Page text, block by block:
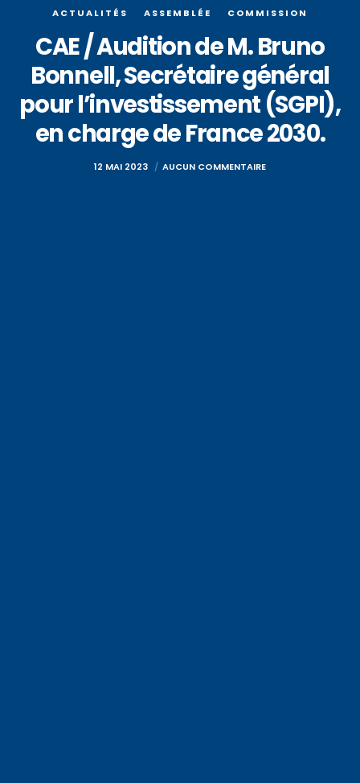
ACTUALITÉS ASSEMBLÉE COMMISSION
CAE / Audition de M. Bruno
Bonnell, Secrétaire général
pour l’investissement (SGPI),
en charge de France 2030.
12 MAI 2023 AUCUN COMMENTAIRE